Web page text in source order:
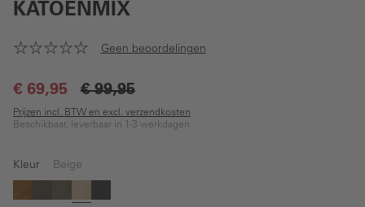
KATOENMIX
Geen beoordelingen
€ 69,95 € 99,95
Prijzen incl. BTW en excl. verzendkosten
Beschikbaar, leverbaar in 1-3 werkdagen
Kleur Beige
GeelBruinDonkergroen
BeigeDonkerblauw